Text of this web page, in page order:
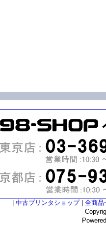
中古プリンタショップ| 全商品